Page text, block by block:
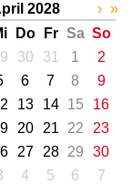
2028
Do Fr Sa So
30 31 1
2
6 7 8
9
13 14 15
16
20 21 22
23
27 28 29
30
4 5 6 7
› »